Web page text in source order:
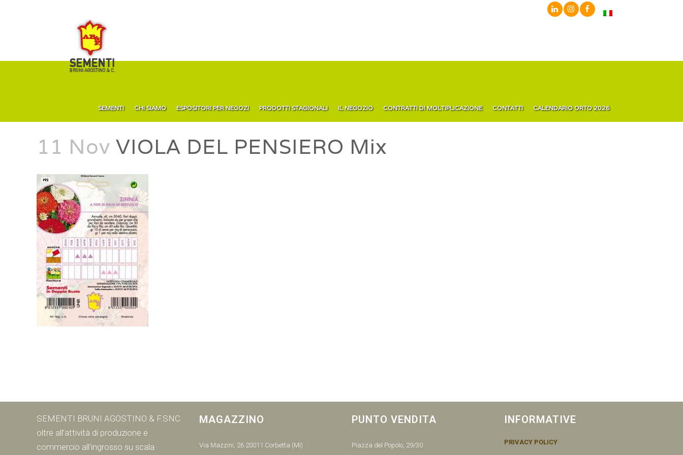
SEMENTI CHI SIAMO ESPOSITORI PER NEGOZI PRODOTTI STAGIONALI IL NEGOZIO CONTRATTI DI MOLTIPLICAZIONE CONTATTI CALENDARIO ORTO 2026
11 Nov VIOLA DEL PENSIERO Mix
SEMENTI BRUNI AGOSTINO & F.SNC
oltre all’attività di produzione e
commercio all’ingrosso su scala
MAGAZZINO
Via Mazzini, 26 20011 Corbetta (MI)
PUNTO VENDITA
Piazza del Popolo, 29/30
INFORMATIVE
PRIVACY POLICY